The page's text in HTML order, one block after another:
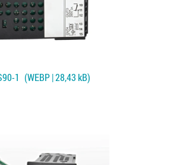
1 (WEBP | 28,43 kB)